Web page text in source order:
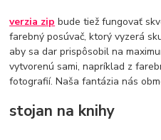
verzia zip bude tiež fungovať
farebný posúvač, ktorý vyzerá
aby sa dar prispôsobil na
vytvorenú sami, napríklad z
fotografií. Naša fantázia nás
stojan na knihy